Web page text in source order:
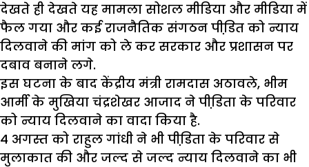
देखते ही देखते यह मामला सोशल मीडिया और मीडिया में
फैल गया और कई राजनैतिक संगठन पीडि़त को न्याय
दिलवाने की मांग को ले कर सरकार और प्रशासन पर
दबाव बनाने लगे.
इस घटना के बाद केंद्रीय मंत्री रामदास अठावले, भीम
आर्मी के मुखिया चंद्रशेखर आजाद ने पीडि़ता के परिवार
को न्याय दिलवाने का वादा किया है.
4 अगस्त को राहुल गांधी ने भी पीडि़ता के परिवार से
मुलाकात की और जल्द से जल्द न्याय दिलवाने का भी